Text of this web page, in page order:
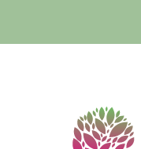
Frugalité dans